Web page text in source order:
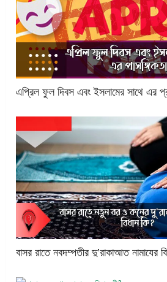
এপ্রিল ফুল দিবস এবং ইসলামের সাথে এর
বাসর রাতে নবদম্পতীর দু’রাকাআত নামাযের